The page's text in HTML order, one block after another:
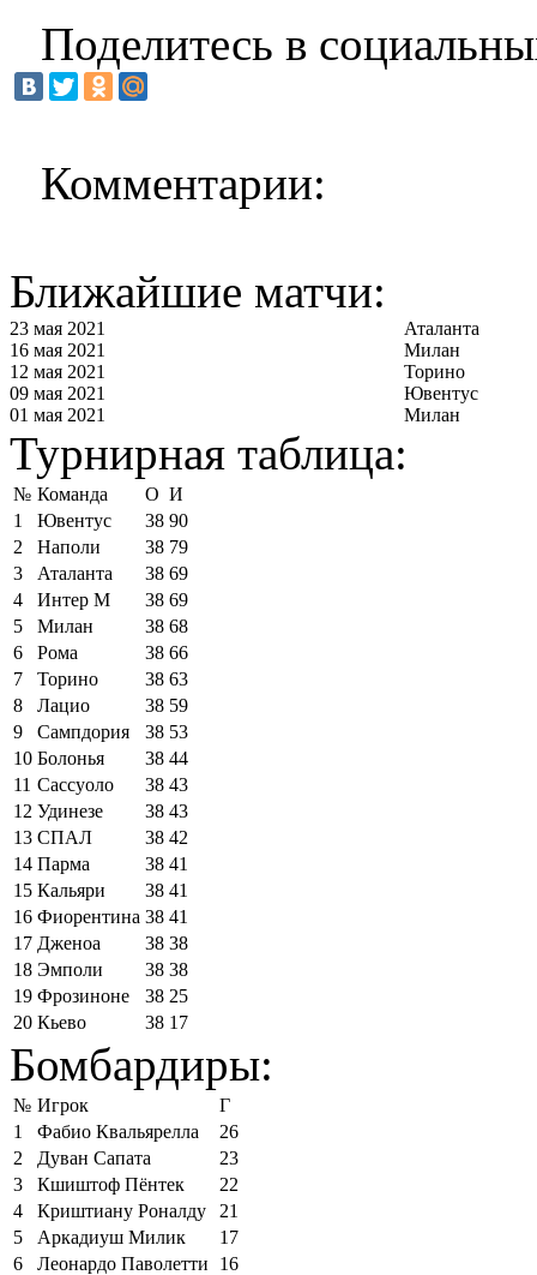
Поделитесь в
Комментарии:
Ближайшие матчи:
23 мая 2021
Аталанта
16 мая 2021
Милан
12 мая 2021
Торино
09 мая 2021
Ювентус
01 мая 2021
Милан
Турнирная таблица:
№ Команда О И
1
Ювентус 38 90
2
Наполи 38 79
3
Аталанта 38 69
4
Интер М 38 69
5
Милан 38 68
6
Рома 38 66
7
Торино 38 63
8
Лацио 38 59
9
Сампдория 38 53
10 Болонья 38 44
11 Сассуоло 38 43
12 Удинезе 38 43
13 СПАЛ 38 42
14 Парма 38 41
15 Кальяри 38 41
16 Фиорентина 38 41
17 Дженоа 38 38
18 Эмполи 38 38
19 Фрозиноне 38 25
20 Кьево 38 17
Бомбардиры:
№ Игрок
Г
1
Фабио Квальярелла
26
2
Дуван Сапата
23
3
Кшиштоф Пёнтек
22
4
Криштиану Роналду
21
5
Аркадиуш Милик
17
6
Леонардо Паволетти
16